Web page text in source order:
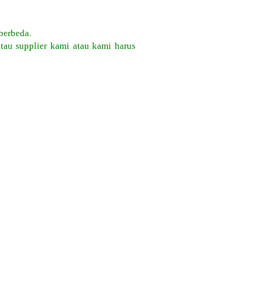
supplier kami atau kami harus